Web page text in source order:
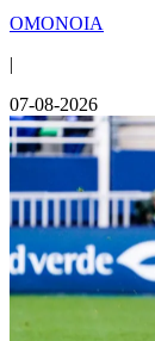
ΟΜΟΝΟΙΑ
|
07-08-2026